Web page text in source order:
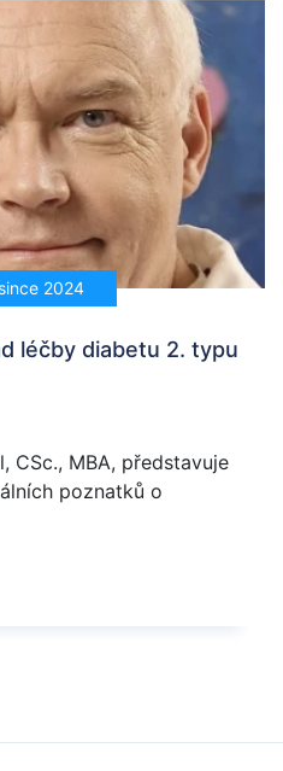
2024
léčby diabetu 2. typu
CSc., MBA, představuje
poznatků o